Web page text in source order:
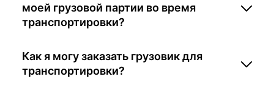
моей грузовой партии во время
транспортировки?
Как я могу заказать грузовик для
транспортировки?